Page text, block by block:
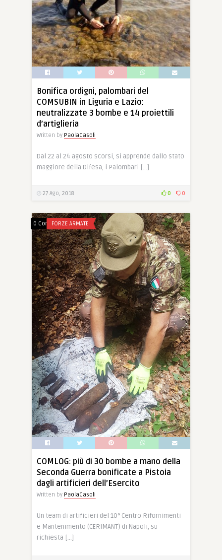
Bonifica ordigni, palombari del
COMSUBIN in Liguria e Lazio:
neutralizzate 3 bombe e 14 proiettili
d’artiglieria
Written by PaolaCasoli
Dal 22 al 24 agosto scorsi, si apprende dallo stato
maggiore della Difesa, i Palombari […]
27 Ago, 2018 0 0
0 CommentsFORZE ARMATE
COMLOG: più di 30 bombe a mano della
Seconda Guerra bonificate a Pistoia
dagli artificieri dell’Esercito
Written by PaolaCasoli
Un team di artificieri del 10° Centro Rifornimenti
e Mantenimento (CERIMANT) di Napoli, su
richiesta […]